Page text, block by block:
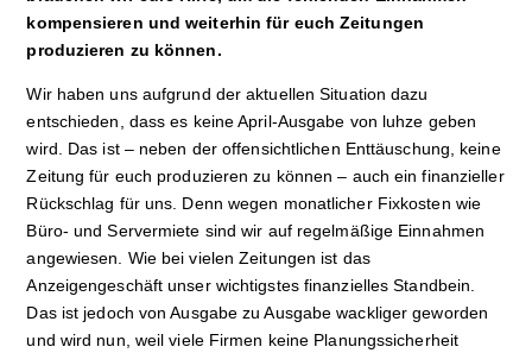
kompensieren und weiterhin für euch Zeitungen
produzieren zu können.
Wir haben uns aufgrund der aktuellen Situation dazu
entschieden, dass es keine April-Ausgabe von luhze geben
wird. Das ist – neben der offensichtlichen Enttäuschung, keine
Zeitung für euch produzieren zu können – auch ein finanzieller
Rückschlag für uns. Denn wegen monatlicher Fixkosten wie
Büro- und Servermiete sind wir auf regelmäßige Einnahmen
angewiesen. Wie bei vielen Zeitungen ist das
Anzeigengeschäft unser wichtigstes finanzielles Standbein.
Das ist jedoch von Ausgabe zu Ausgabe wackliger geworden
und wird nun, weil viele Firmen keine Planungssicherheit